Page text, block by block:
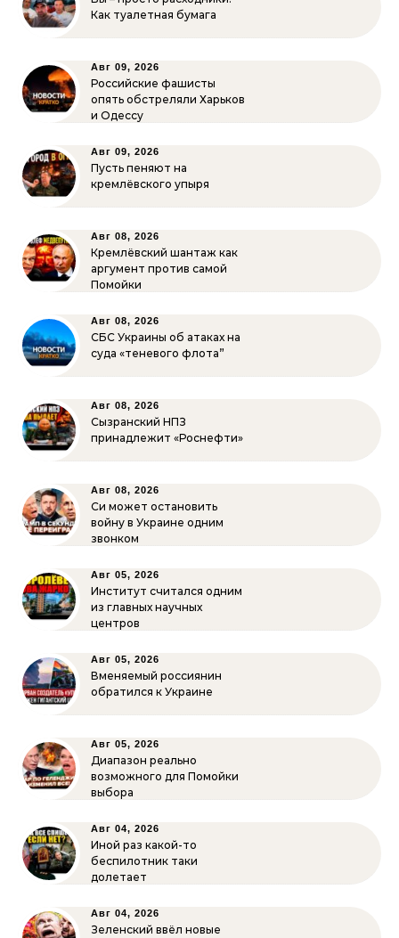
Как туалетная бумага
Авг 09, 2026
Российские фашисты
опять обстреляли Харьков
и Одессу
Авг 09, 2026
Пусть пеняют на
кремлёвского упыря
Авг 08, 2026
Кремлёвский шантаж как
аргумент против самой
Помойки
Авг 08, 2026
СБС Украины об атаках на
суда «теневого флота”
Авг 08, 2026
Сызранский НПЗ
принадлежит «Роснефти»
Авг 08, 2026
Си может остановить
войну в Украине одним
звонком
Авг 05, 2026
Институт считался одним
из главных научных
центров
Авг 05, 2026
Вменяемый россиянин
обратился к Украине
Авг 05, 2026
Диапазон реально
возможного для Помойки
выбора
Авг 04, 2026
Иной раз какой-то
беспилотник таки
долетает
Авг 04, 2026
Зеленский ввёл новые